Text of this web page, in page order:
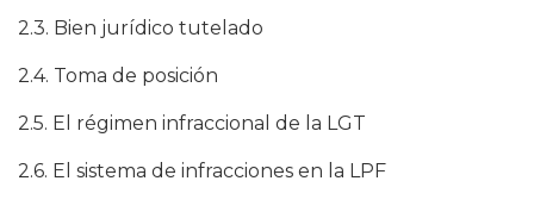
2.3. Bien jurídico tutelado
2.4. Toma de posición
2.5. El régimen infraccional de la LGT
2.6. El sistema de infracciones en la LPF